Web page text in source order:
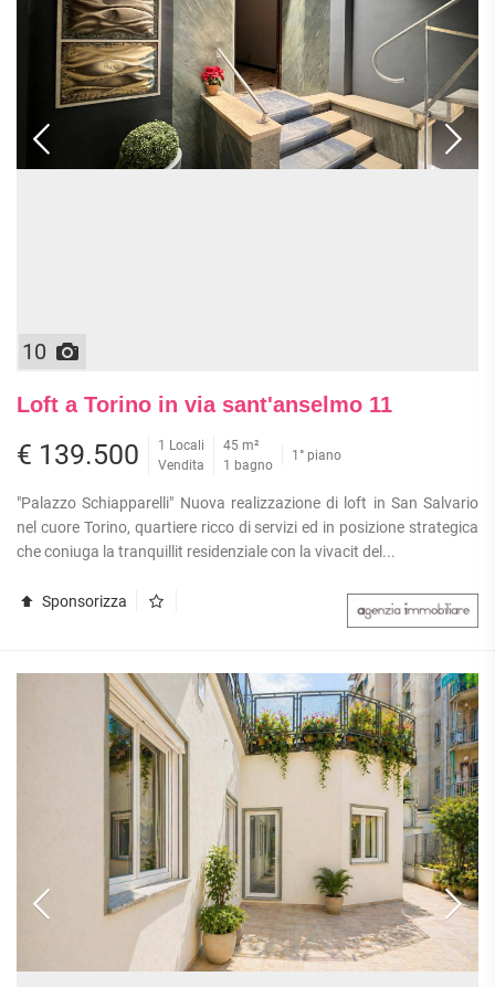
10
Loft a Torino in via sant'anselmo 11
€ 139.500
1 Locali
Vendita
45 m²
1 bagno
1° piano
"Palazzo Schiapparelli" Nuova realizzazione di loft in San Salvario
nel cuore Torino, quartiere ricco di servizi ed in posizione strategica
che coniuga la tranquillit residenziale con la vivacit del...
Sponsorizza